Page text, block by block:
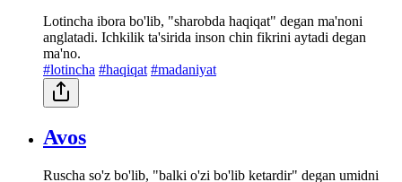
Lotincha ibora bo'lib, "sharobda haqiqat" degan ma'noni
anglatadi. Ichkilik ta'sirida inson chin fikrini aytadi degan
ma'no.
#lotincha #haqiqat #madaniyat
Avos
Ruscha so'z bo'lib, "balki o'zi bo'lib ketardir" degan umidni